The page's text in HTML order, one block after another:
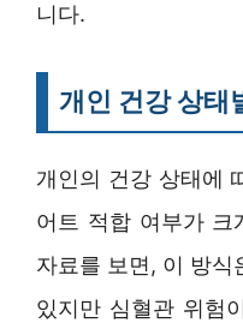
니다.
개인 건강 상태
개인의 건강 상태에
어트 적합 여부가 크
자료를 보면, 이 방식
있지만 심혈관 위험